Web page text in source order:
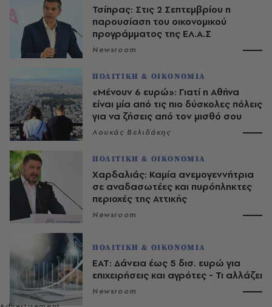
Τσίπρας: Στις 2 Σεπτεμβρίου η
παρουσίαση του οικονομικού
προγράμματος της ΕΛ.Α.Σ
Newsroom
ΠΟΛΙΤΙΚΗ & ΟΙΚΟΝΟΜΙΑ
«Μένουν 6 ευρώ»: Γιατί η Αθήνα
είναι μία από τις πιο δύσκολες πόλεις
για να ζήσεις από τον μισθό σου
Λουκάς Βελιδάκης
ΠΟΛΙΤΙΚΗ & ΟΙΚΟΝΟΜΙΑ
Χαρδαλιάς: Καμία ανεμογεννήτρια
σε αναδασωτέες και πυρόπληκτες
περιοχές της Αττικής
Newsroom
ΠΟΛΙΤΙΚΗ & ΟΙΚΟΝΟΜΙΑ
ΕΑΤ: Δάνεια έως 5 δισ. ευρώ για
επιχειρήσεις και αγρότες - Τι αλλάζει
Newsroom